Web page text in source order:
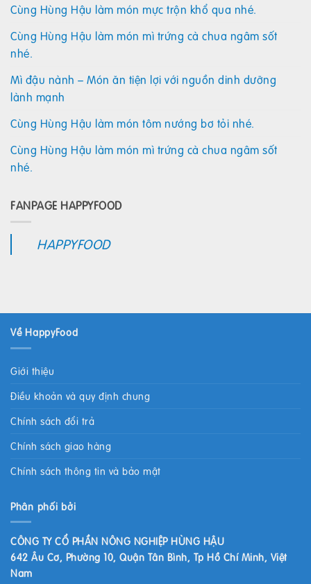
Cùng Hùng Hậu làm món mực trộn khổ qua nhé.
Cùng Hùng Hậu làm món mì trứng cà chua ngâm sốt
nhé.
Mì đậu nành – Món ăn tiện lợi với nguồn dinh dưỡng
lành mạnh
Cùng Hùng Hậu làm món tôm nướng bơ tỏi nhé.
Cùng Hùng Hậu làm món mì trứng cà chua ngâm sốt
nhé.
FANPAGE HAPPYFOOD
HAPPYFOOD
Về HappyFood
Giới thiệu
Điều khoản và quy định chung
Chính sách đổi trả
Chính sách giao hàng
Chính sách thông tin và bảo mật
Phân phối bởi
CÔNG TY CỔ PHẦN NÔNG NGHIỆP HÙNG HẬU
642 Âu Cơ, Phường 10, Quận Tân Bình, Tp Hồ Chí Minh, Việt
Nam